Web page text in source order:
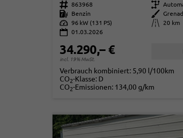
Fahrzeugnr. 863968 Getriebe
Kraftstoff
Benzin Außenfarbe
Leistung 96 kW (131 PS) Kilometerstand
20 km
01.03.2026
34.290,– €
incl. 19% MwSt.
Verbrauch kombiniert: 5,90 l/100km
CO2-Klasse: D
CO2-Emissionen: 134,00 g/km